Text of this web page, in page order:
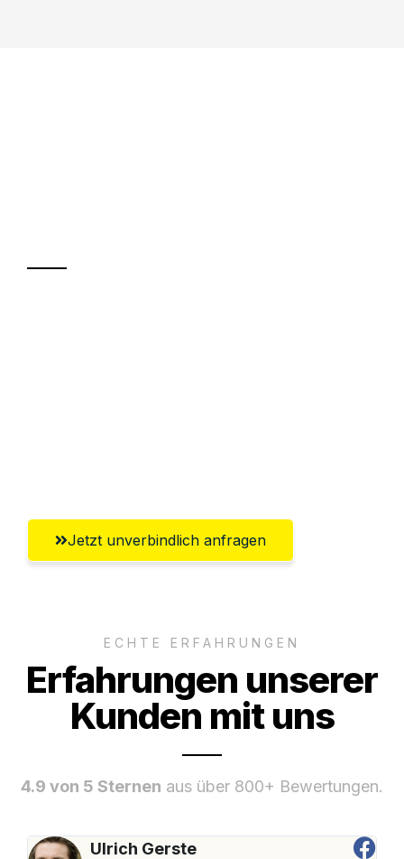
Jetzt unverbindlich anfragen
ECHTE ERFAHRUNGEN
Erfahrungen unserer
Kunden mit uns
4.9 von 5 Sternen aus über 800+ Bewertungen.
Ulrich Gerste